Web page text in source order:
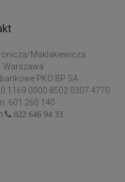
Maklakiewicza
Warszawa
PKO BP SA :
1169 0000 8502 0307 4770
601 260 140
022 646 94 33